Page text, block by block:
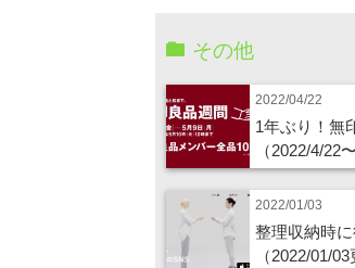
その他
2022/04/22
1年ぶり！無
（2022/4/22〜
2022/01/03
整理収納時
（2022/01/03